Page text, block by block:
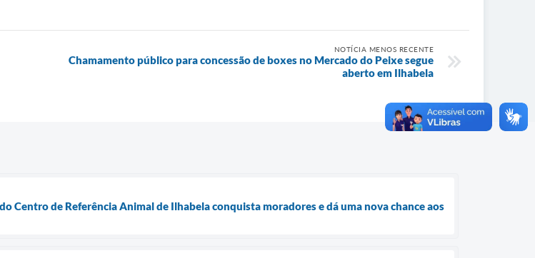
NOTÍCIA MENOS RECENTE
Chamamento público para concessão de boxes no Mercado do Peixe segue
aberto em Ilhabela
Centro de Referência Animal de Ilhabela conquista moradores e dá uma nova chance aos